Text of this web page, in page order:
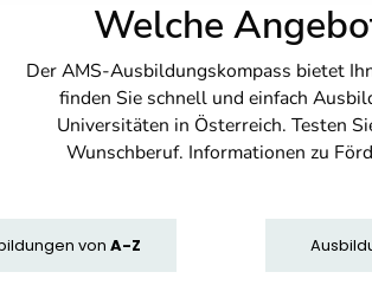
Welche
Der AMS-Ausbildungskompass bietet
finden Sie schnell und einfach
Universitäten in Österreich. Testen
Wunschberuf. Informationen zu
von A-Z